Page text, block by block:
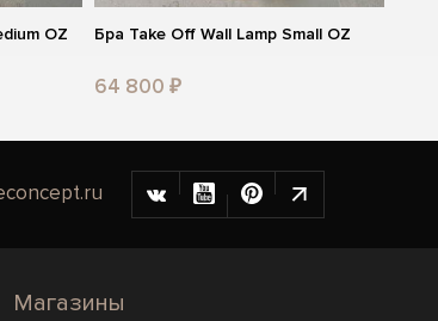
OZ Бра Take Off Wall Lamp Small OZ
64 800 ₽
Магазины